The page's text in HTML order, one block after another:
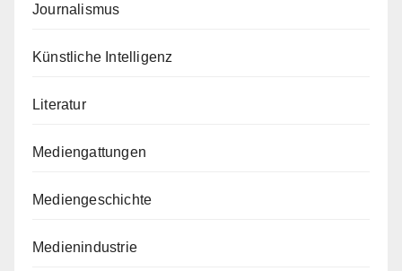
Journalismus
Künstliche Intelligenz
Literatur
Mediengattungen
Mediengeschichte
Medienindustrie